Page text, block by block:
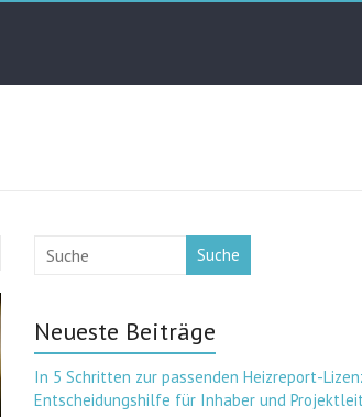
Suche
Neueste Beiträge
In 5 Schritten zur passenden Heizreport-
Entscheidungshilfe für Inhaber und